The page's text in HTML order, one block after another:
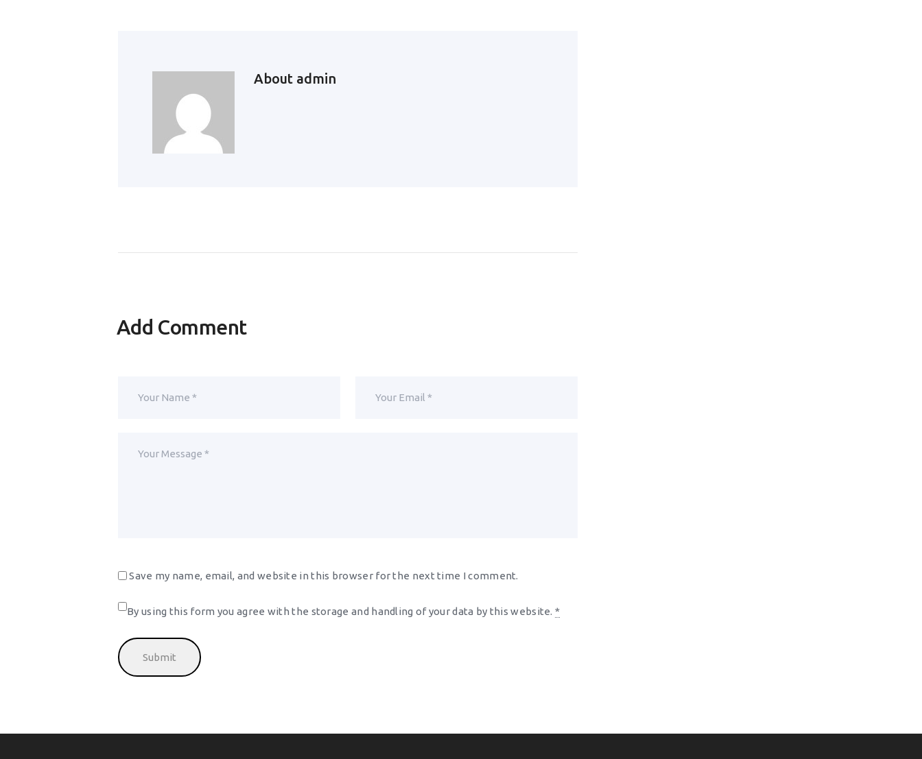
About admin
Add Comment
Save my name, email, and website in this browser for the next time I comment.
By using this form you agree with the storage and handling of your data by this website.*